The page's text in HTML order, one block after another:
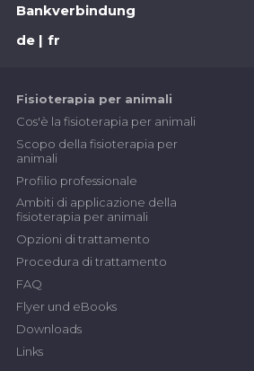
Bankverbindung
de
fr
Fisioterapia per animali
Cos'è la fisioterapia per animali
Scopo della fisioterapia per
animali
Profilio professionale
Ambiti di applicazione della
fisioterapia per animali
Opzioni di trattamento
Procedura di trattamento
FAQ
Flyer und eBooks
Downloads
Links